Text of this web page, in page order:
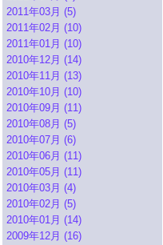
2011年03月 (5)
2011年02月 (10)
2011年01月 (10)
2010年12月 (14)
2010年11月 (13)
2010年10月 (10)
2010年09月 (11)
2010年08月 (5)
2010年07月 (6)
2010年06月 (11)
2010年05月 (11)
2010年03月 (4)
2010年02月 (5)
2010年01月 (14)
2009年12月 (16)